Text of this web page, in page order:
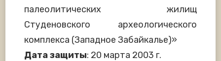
палеолитических жилищ
Студеновского археологического
комплекса (Западное Забайкалье)»
Дата защиты: 20 марта 2003 г.